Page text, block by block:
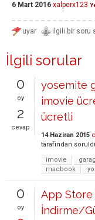
6 Mart 2016 xalperx123
İlgili sorular
0
oy
2
cevap
yosemite
imovie
ücretli
14 Haziran 2015
tarafından
imovie
macbook
0
oy
App Store
İndirme/